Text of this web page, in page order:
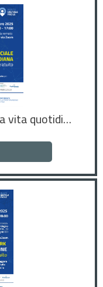
L’intelligenza artificiale nella vita quotidiana